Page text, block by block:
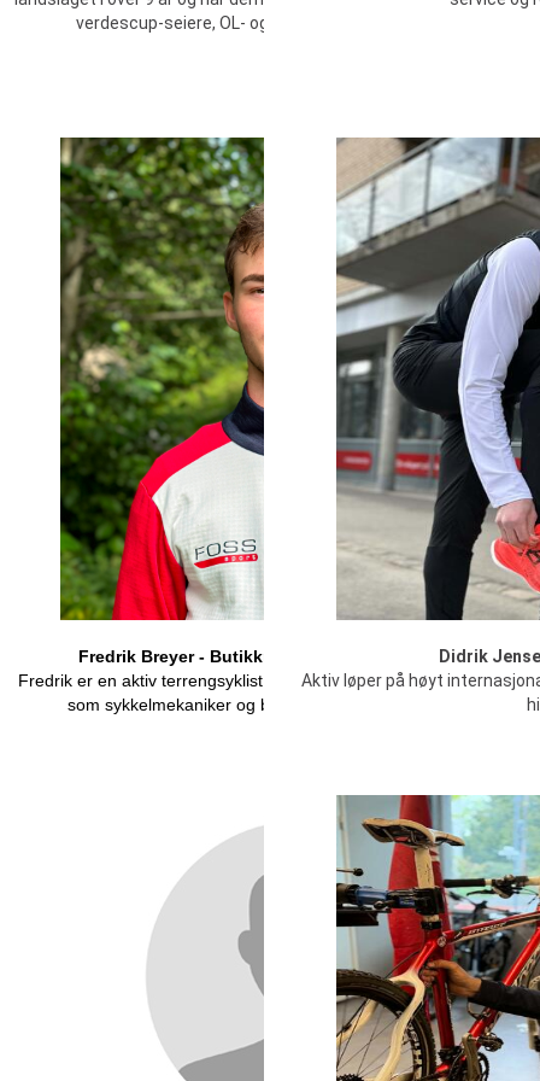
verdescup-seiere, OL- og VM-medaljer opp gjennom årene.
Fredrik Breyer - Butikkmedarbeider & Sykkelmekaniker
Fredrik er en aktiv terrengsyklist på høyt internasjonalt nivå. Fredrik
som sykkelmekaniker og butikkmedarbeider hos FOSS Sport.
Didrik
Aktiv løper på høyt